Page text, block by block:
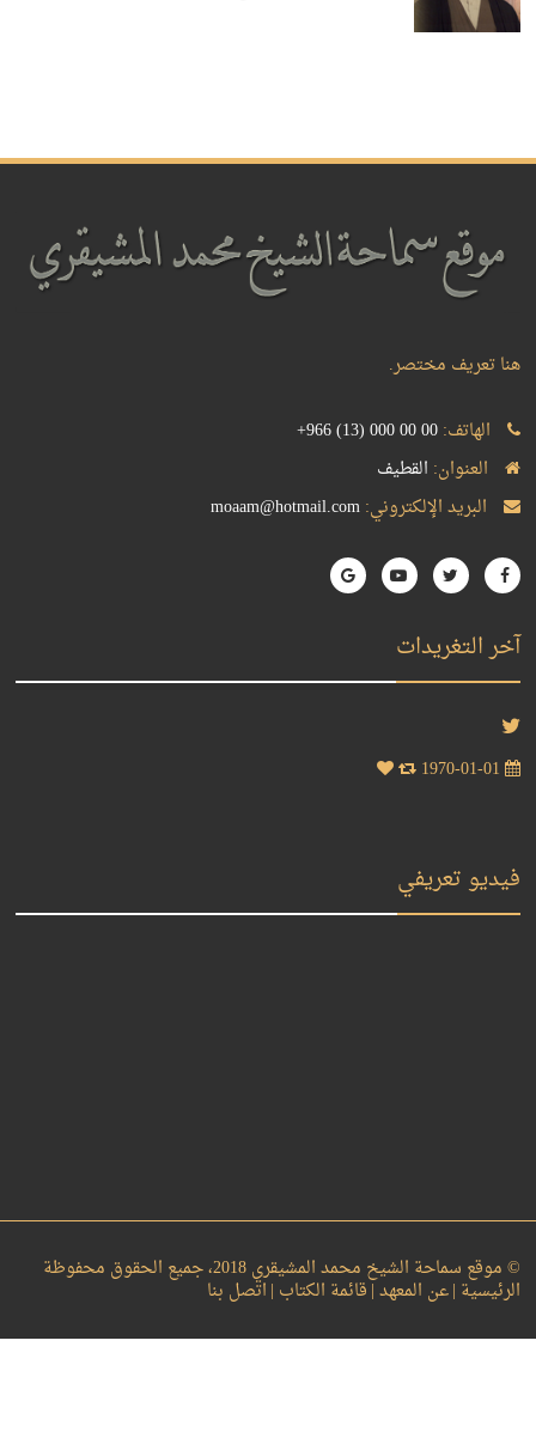
هنا تعريف مختصر.
الهاتف:+966 (13) 000 00 00
العنوان: القطيف
البريد الإلكتروني:moaam@hotmail.com
آخر التغريدات
فيديو تعريفي
© موقع سماحة الشيخ محمد المشيقري 2018، جميع الحقوق محفوظة
الرئيسية |عن المعهد |قائمة الكتاب |اتصل بنا